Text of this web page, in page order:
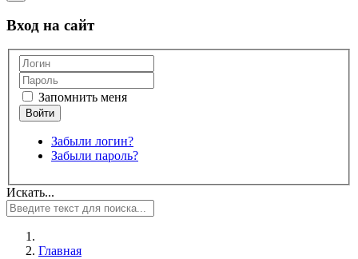
Вход на сайт
Запомнить меня
Забыли логин?
Забыли пароль?
Искать...
Главная